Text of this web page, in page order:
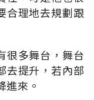
合理地去規劃跟
很多舞台，舞台
去提升，若內部
進來。